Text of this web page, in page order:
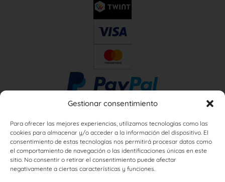
Gestionar consentimiento
Para ofrecer las mejores experiencias, utilizamos tecnologías como las
cookies para almacenar y/o acceder a la información del dispositivo. El
consentimiento de estas tecnologías nos permitirá procesar datos como
el comportamiento de navegación o las identificaciones únicas en este
sitio. No consentir o retirar el consentimiento puede afectar
negativamente a ciertas características y funciones.